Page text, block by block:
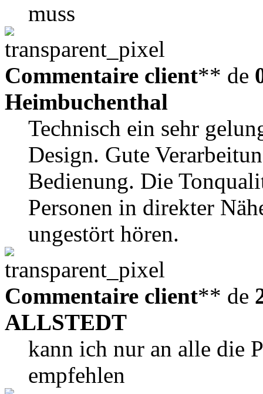
muss
Commentaire client** de
Heimbuchenthal
Technisch ein sehr
Design. Gute
Bedienung. Die
Personen in direkter
ungestört hören.
Commentaire client** de
ALLSTEDT
kann ich nur an alle die
empfehlen